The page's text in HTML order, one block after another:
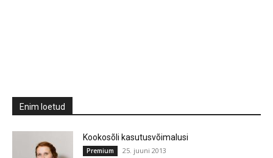
Enim loetud
Kookosõli kasutusvõimalusi
Premium 25. juuni 2013